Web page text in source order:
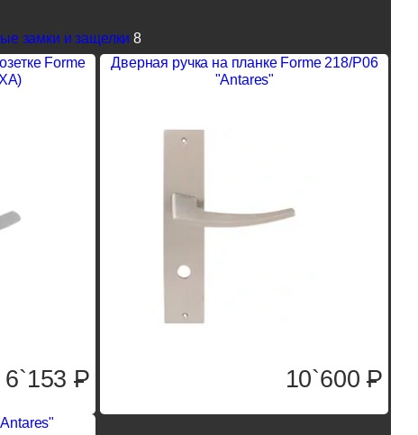
замки и защелки 8
Forme
6`153P
Дверная ручка на планке Forme 218/P06
"Antares"
10`600P